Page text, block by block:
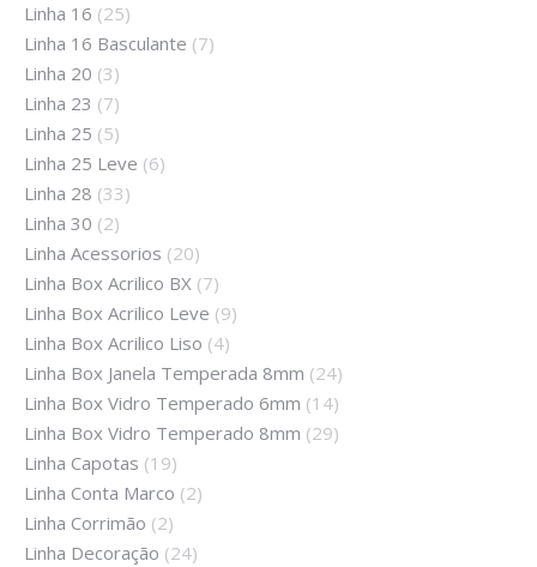
Linha 16 (25)
Linha 16 Basculante (7)
Linha 20 (3)
Linha 23 (7)
Linha 25 (5)
Linha 25 Leve (6)
Linha 28 (33)
Linha 30 (2)
Linha Acessorios (20)
Linha Box Acrilico BX (7)
Linha Box Acrilico Leve (9)
Linha Box Acrilico Liso (4)
Linha Box Janela Temperada 8mm (24)
Linha Box Vidro Temperado 6mm (14)
Linha Box Vidro Temperado 8mm (29)
Linha Capotas (19)
Linha Conta Marco (2)
Linha Corrimão (2)
Linha Decoração (24)